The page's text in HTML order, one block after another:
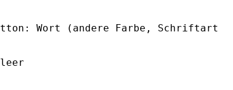
Wort (andere Farbe, Schriftart